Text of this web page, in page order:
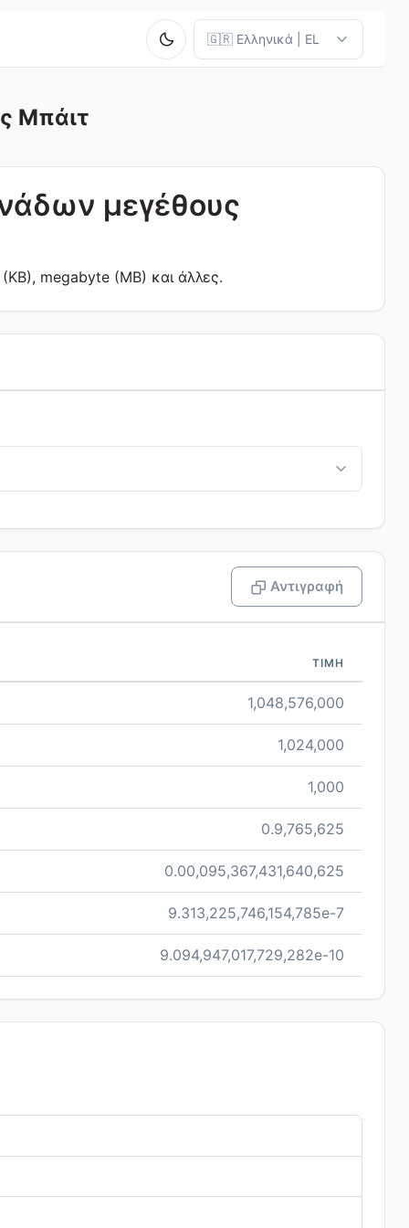
Μπάιτ
μεγέθους
megabyte (MB) και άλλες.
Αντιγραφή
ΤΙΜΉ
1,048,576,000
1,024,000
1,000
0.9,765,625
0.00,095,367,431,640,625
9.313,225,746,154,785e-7
9.094,947,017,729,282e-10